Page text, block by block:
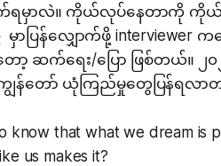
ရမှာလဲ။ ကိုယ်လုပ်နေတာကို
ြန်လျှောက်ဖို့ interviewer က
ာ့ ဆက်ရေး/ပြော ဖြစ်တယ်။ ၂၀
ကျွန်တော် ယုံကြည်မှုတွေပြန်ရလာ
know that what we dream is
us makes it?